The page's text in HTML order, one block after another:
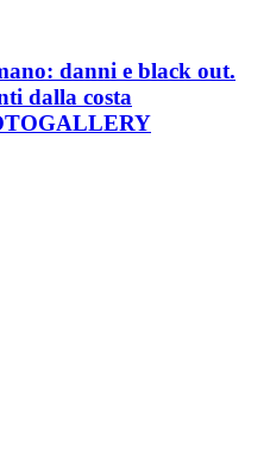
danni e black out.
dalla costa